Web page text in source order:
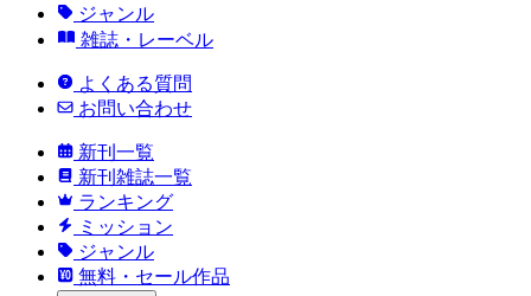
ジャンル
雑誌・レーベル
よくある質問
お問い合わせ
新刊一覧
新刊雑誌一覧
ランキング
ミッション
ジャンル
無料・セール作品